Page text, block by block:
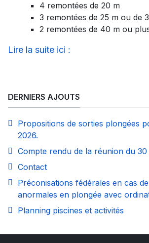
4 remontées de 20 m
3 remontées de 25 m ou de
2 remontées de 40 m ou
Lire la suite ici :
DERNIERS AJOUTS
Propositions de sorties plongées
2026.
Compte rendu de la réunion du 30
Contact
Préconisations fédérales en cas
anormales en plongée avec
Planning piscines et activités